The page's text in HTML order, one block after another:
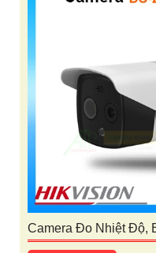
Camera Đo Nhiệt Độ,